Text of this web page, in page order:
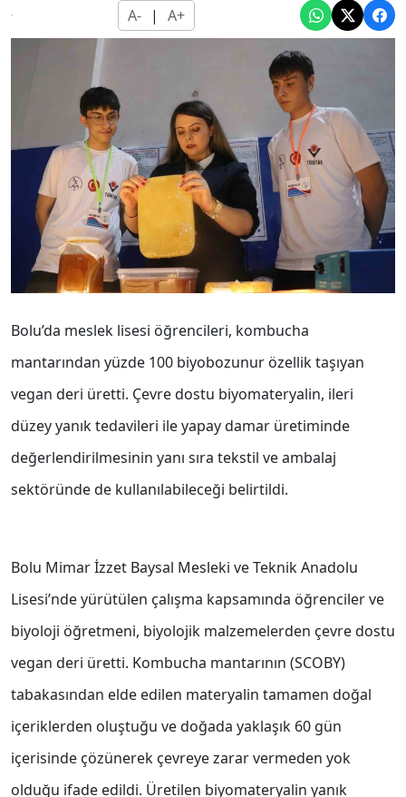
A- | A+
Bolu’da meslek lisesi öğrencileri, kombucha
mantarından yüzde 100 biyobozunur özellik taşıyan
vegan deri üretti. Çevre dostu biyomateryalin, ileri
düzey yanık tedavileri ile yapay damar üretiminde
değerlendirilmesinin yanı sıra tekstil ve ambalaj
sektöründe de kullanılabileceği belirtildi.
Bolu Mimar İzzet Baysal Mesleki ve Teknik Anadolu
Lisesi’nde yürütülen çalışma kapsamında öğrenciler ve
biyoloji öğretmeni, biyolojik malzemelerden çevre dostu
vegan deri üretti. Kombucha mantarının (SCOBY)
tabakasından elde edilen materyalin tamamen doğal
içeriklerden oluştuğu ve doğada yaklaşık 60 gün
içerisinde çözünerek çevreye zarar vermeden yok
olduğu ifade edildi. Üretilen biyomateryalin yanık